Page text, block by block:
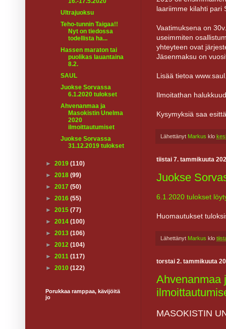
laariimme kilahti pari
Vaatimuksena on
useimmiten
yhteyteen ovat
Jäsenmaksu on
Lisää tietoa
Ilmoitathan
Kysymyksiä saa
Lähettänyt Markus klo
tiistai 7. tammikuuta
Juokse
6.1.2020 tulokset
Huomautukset
Lähettänyt Markus klo
torstai 2. tammikuuta
Ahvenanmaa
MASOKISTIN
Ultrajuoksu
Teho-tunnin Taigaa!!
Nyt on tiedossa
todellista ha...
Hassen maraton tai
puolikas lauantaina
8.2.
SAUL
Juokse Sorvassa
6.1.2020 tulokset
Ahvenanmaa ja
Masokistin Unelma
2020
ilmoittautumiset
Juokse Sorvassa
31.12.2019 tulokset
► 2019 (110)
► 2018 (99)
► 2017 (50)
► 2016 (55)
► 2015 (77)
► 2014 (100)
► 2013 (106)
► 2012 (104)
► 2011 (117)
► 2010 (122)
Porukkaa ramppaa, kävijöitä
jo